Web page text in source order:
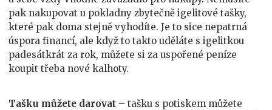
pak nakupovat u pokladny zbytečně igelitové tašky,
které pak doma stejně vyhodíte. Je to sice nepatrná
úspora financí, ale když to takto uděláte s igelitkou
padesátkrát za rok, můžete si za uspořené peníze
koupit třeba nové kalhoty.
Tašku můžete darovat – tašku s potiskem můžete